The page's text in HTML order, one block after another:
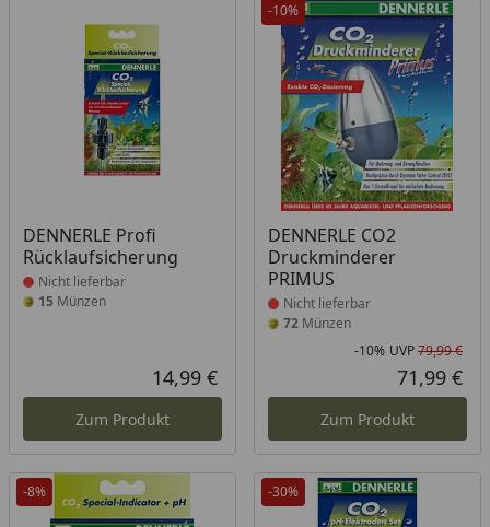
DENNERLE Profi
Rücklaufsicherung
Produkt nicht lieferbar
Nicht lieferbar
15 Münzen
Aktueller Preis
14,99 €
Zum Produkt
-10%
DENNERLE CO2
Druckminderer
PRIMUS
Produkt nicht lieferbar
Nicht lieferbar
72Münzen
-10% UVP79,99 €
71,99 €
Zum Produkt
-8% -30%